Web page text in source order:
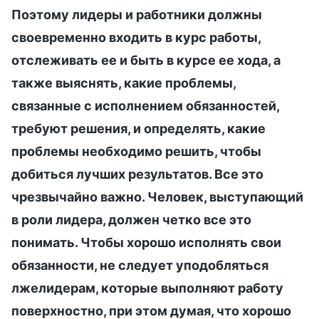
Поэтому лидеры и работники должны
своевременно входить в курс работы,
отслеживать ее и быть в курсе ее хода, а
также выяснять, какие проблемы,
связанные с исполнением обязанностей,
требуют решения, и определять, какие
проблемы необходимо решить, чтобы
добиться лучших результатов. Все это
чрезвычайно важно. Человек, выступающий
в роли лидера, должен четко все это
понимать. Чтобы хорошо исполнять свои
обязанности, не следует уподобляться
лжелидерам, которые выполняют работу
поверхностно, при этом думая, что хорошо